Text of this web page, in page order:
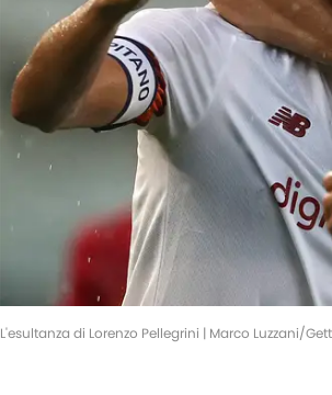
L'esultanza di Lorenzo Pellegrini | Marco Luzzani/